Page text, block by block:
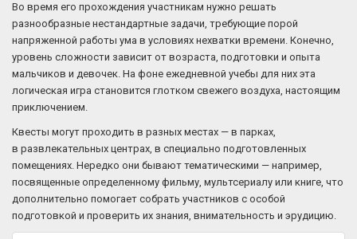
Во время его прохождения участникам нужно решать
разнообразные нестандартные задачи, требующие порой
напряженной работы ума в условиях нехватки времени. Конечно,
уровень сложности зависит от возраста, подготовки и опыта
мальчиков и девочек. На фоне ежедневной учебы для них эта
логическая игра становится глотком свежего воздуха, настоящим
приключением.
Квесты могут проходить в разных местах — в парках,
в развлекательных центрах, в специально подготовленных
помещениях. Нередко они бывают тематическими — например,
посвященные определенному фильму, мультсериалу или книге, что
дополнительно помогает собрать участников с особой
подготовкой и проверить их знания, внимательность и эрудицию.